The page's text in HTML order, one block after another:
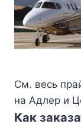
См. весь
на Адлер и
Как